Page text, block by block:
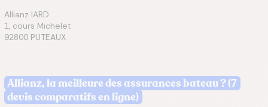
Allianz IARD
1, cours Michelet
92800 PUTEAUX
Allianz, la meilleure des assurances bateau ? (7
devis comparatifs en ligne)